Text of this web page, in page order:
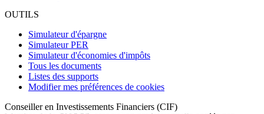
OUTILS
Simulateur d'épargne
Simulateur PER
Simulateur d'économies d'impôts
Tous les documents
Listes des supports
Modifier mes préférences de cookies
Conseiller en Investissements Financiers (CIF)